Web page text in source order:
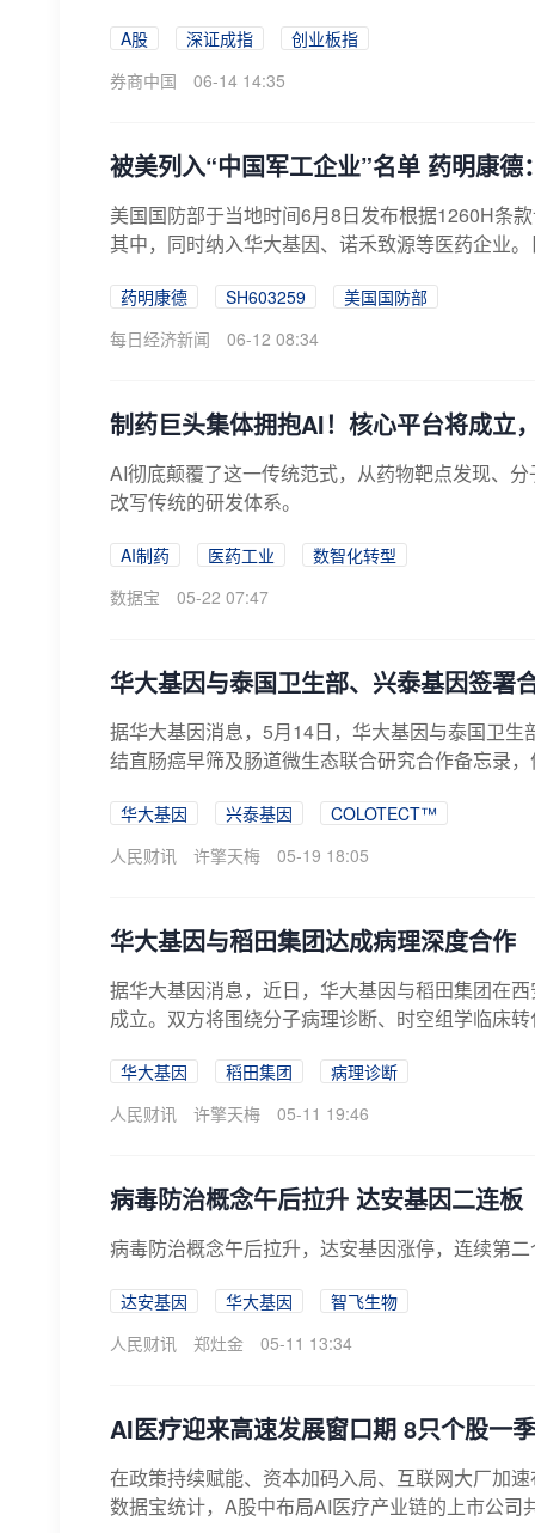
A股 深证成指
创业板指
券商中国
06-14 14:35
被美列入“中国军工企业”名单 药明康德
美国国防部于当地时间6月8日发布根据1260H条
其中，同时纳入华大基因、诺禾致源等医药企业
药明康德 SH603259
美国国防部
每日经济新闻
06-12 08:34
制药巨头集体拥抱AI！核心平台将成立
AI彻底颠覆了这一传统范式，从药物靶点发现、
改写传统的研发体系。
AI制药 医药工业
数智化转型
数据宝
05-22 07:47
华大基因与泰国卫生部、兴泰基因签署
据华大基因消息，5月14日，华大基因与泰国卫
结直肠癌早筛及肠道微生态联合研究合作备忘录
华大基因 兴泰基因
COLOTECT™
人民财讯
许擎天梅 05-19 18:05
华大基因与稻田集团达成病理深度合作
据华大基因消息，近日，华大基因与稻田集团在
成立。双方将围绕分子病理诊断、时空组学临床
华大基因 稻田集团
病理诊断
人民财讯
许擎天梅 05-11 19:46
病毒防治概念午后拉升 达安基因二连板
病毒防治概念午后拉升，达安基因涨停，连续第
达安基因 华大基因
智飞生物
人民财讯
郑灶金 05-11 13:34
AI医疗迎来高速发展窗口期 8只个股一
在政策持续赋能、资本加码入局、互联网大厂加
数据宝统计，A股中布局AI医疗产业链的上市公